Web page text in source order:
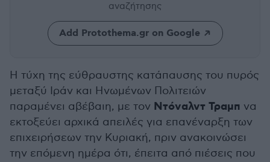
αναζήτησης
Add Protothema.gr on Google
Η τύχη της εύθραυστης κατάπαυσης του πυρός
μεταξύ Ιράν και Ηνωμένων Πολιτειών
παραμένει αβέβαιη, με τον Ντόναλντ Τραμπ να
εκτοξεύει αρχικά απειλές για επανέναρξη των
επιχειρήσεων την Κυριακή, πριν ανακοινώσει
την επόμενη ημέρα ότι, έπειτα από πιέσεις που